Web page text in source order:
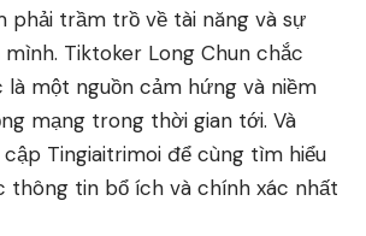
phải trầm trồ về tài năng và sự
Tiktoker Long Chun chắc
là một nguồn cảm hứng và niềm
mạng trong thời gian tới. Và
cập Tingiaitrimoi để cùng tìm hiểu
thông tin bổ ích và chính xác nhất